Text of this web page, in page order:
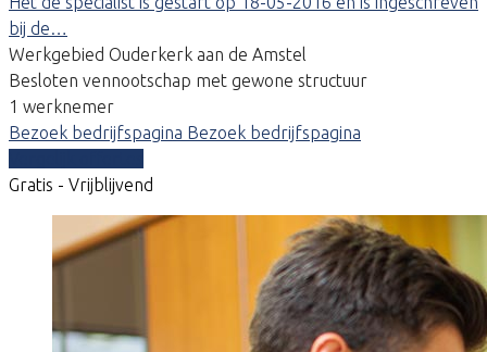
bij de…
Werkgebied Ouderkerk aan de Amstel
Besloten vennootschap met gewone structuur
1 werknemer
Bezoek bedrijfspagina Bezoek bedrijfspagina
Gratis - Vrijblijvend